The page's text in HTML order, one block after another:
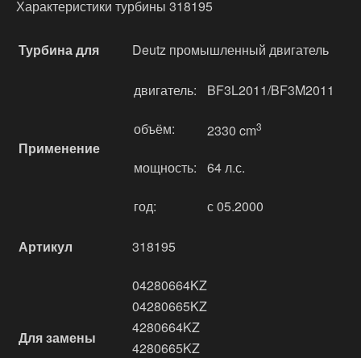
Характеристики турбины 318195
Турбина для Deutz промышленный двигатель
Применение
двигатель: BF3L2011/BF3M2011
объём: 2330 cm3
мощность: 64 л.с.
год: с 05.2000
Артикул 318195
Для замены
04280664KZ
04280665KZ
4280664KZ
4280665KZ